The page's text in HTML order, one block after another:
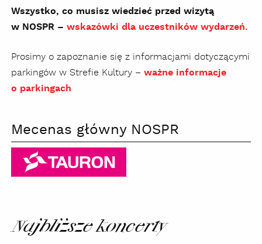
Wszystko, co musisz wiedzieć przed wizytą
w NOSPR – wskazówki dla uczestników wydarzeń.
Prosimy o zapoznanie się z informacjami dotyczącymi
parkingów w Strefie Kultury – ważne informacje
o parkingach
Mecenas główny NOSPR
Najbliższe koncerty